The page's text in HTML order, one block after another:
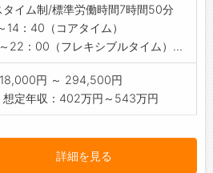
タイム制なのでご自身で時間管理が
イベートも充実！
充実していますので安心して入社し
る体制が整っています。
】
タイム制/標準労働時間7時間50分
14：40（コアタイム）
22：00（フレキシブルタイム）...
円 ～ 294,500円
想定年収：402万円～543万円
詳細を見る